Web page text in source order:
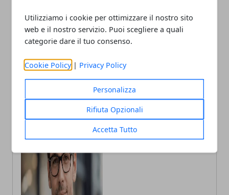
Utilizziamo i cookie per ottimizzare il nostro sito
web e il nostro servizio. Puoi scegliere a quali
categorie dare il tuo consenso.
Cookie Policy | Privacy Policy
Personalizza
Rifiuta Opzionali
Accetta Tutto
Articolo Precedente
Bari, aperte le iscrizioni ai
nidi comunali 2026/2027
Articolo Successivo
Spaccate a Bari, arrestato